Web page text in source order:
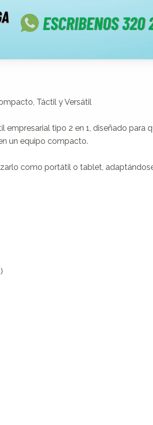
Táctil y Versátil
empresarial tipo 2 en 1, diseñado para
un equipo compacto.
como portátil o tablet,